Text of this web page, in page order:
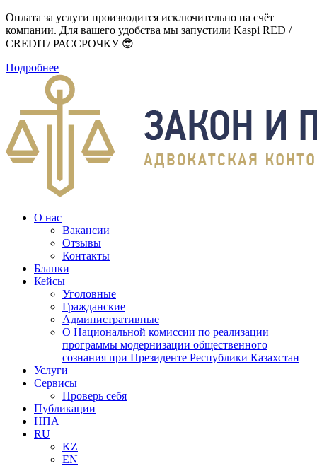
Оплата за услуги производится исключительно на счёт
компании. Для вашего удобства мы запустили Kaspi RED /
CREDIT/ РАССРОЧКУ 😎
Подробнее
О нас
Вакансии
Отзывы
Контакты
Бланки
Кейсы
Уголовные
Гражданские
Административные
О Национальной комиссии по реализации
программы модернизации общественного
сознания при Президенте Республики Казахстан
Услуги
Сервисы
Проверь себя
Публикации
НПА
RU
KZ
EN